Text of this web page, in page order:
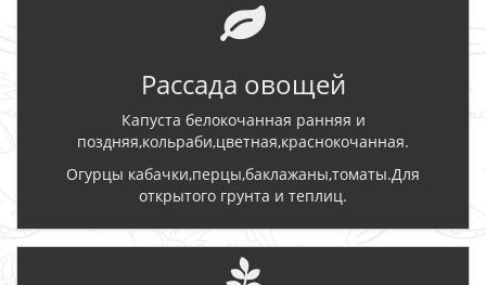
Рассада овощей
Капуста белокочанная ранняя и
поздняя,кольраби,цветная,краснокочанная.
Огурцы кабачки,перцы,баклажаны,томаты.Для
открытого грунта и теплиц.